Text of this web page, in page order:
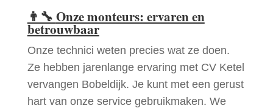
👨‍🔧 Onze monteurs: ervaren en
betrouwbaar
Onze technici weten precies wat ze doen.
Ze hebben jarenlange ervaring met CV Ketel
vervangen Bobeldijk. Je kunt met een gerust
hart van onze service gebruikmaken. We